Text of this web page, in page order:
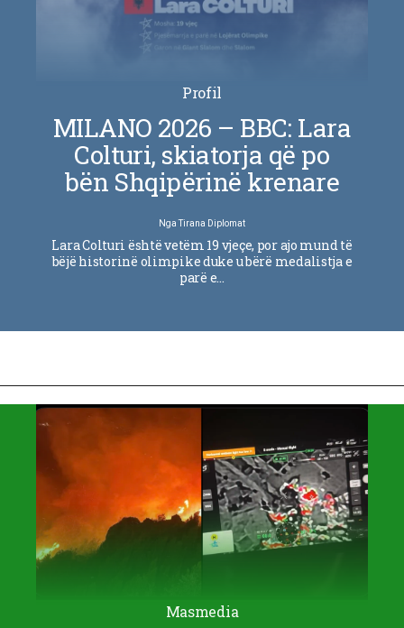
Profil
MILANO 2026 – BBC: Lara
Colturi, skiatorja që po
bën Shqipërinë krenare
NgaTirana Diplomat
Lara Colturi është vetëm 19 vjeçe, por ajo mund të
bëjë historinë olimpike duke u bërë medalistja e
parë e…
Masmedia